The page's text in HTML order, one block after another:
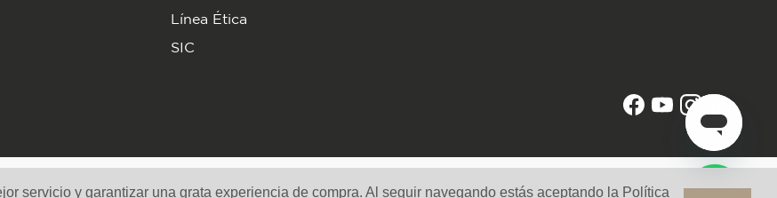
servicio y garantizar una grata experiencia de compra. Al seguir navegando estás aceptando la Política
Línea Ética
SIC